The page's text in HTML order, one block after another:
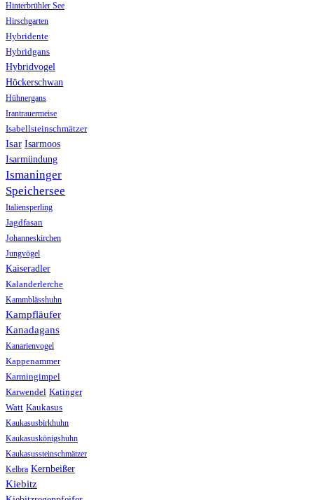
Hinterbrühler See
Hirschgarten
Hybridente
Hybridgans
Hybridvogel
Höckerschwan
Hühnergans
Irantrauermeise
Isabellsteinschmätzer
Isar Isarmoos
Isarmündung
Ismaninger
Speichersee
Italiensperling
Jagdfasan
Johanneskirchen
Jungvögel
Kaiseradler
Kalanderlerche
Kammblässhuhn
Kampfläufer
Kanadagans
Kanarienvogel
Kappenammer
Karmingimpel
Karwendel Katinger
Watt Kaukasus
Kaukasusbirkhuhn
Kaukasuskönigshuhn
Kaukasussteinschmätzer
Kelbra Kernbeißer
Kiebitz